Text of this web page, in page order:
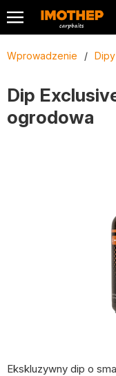
Wprowadzenie /
Dip
ogrodowa
Ekskluzywny dip o